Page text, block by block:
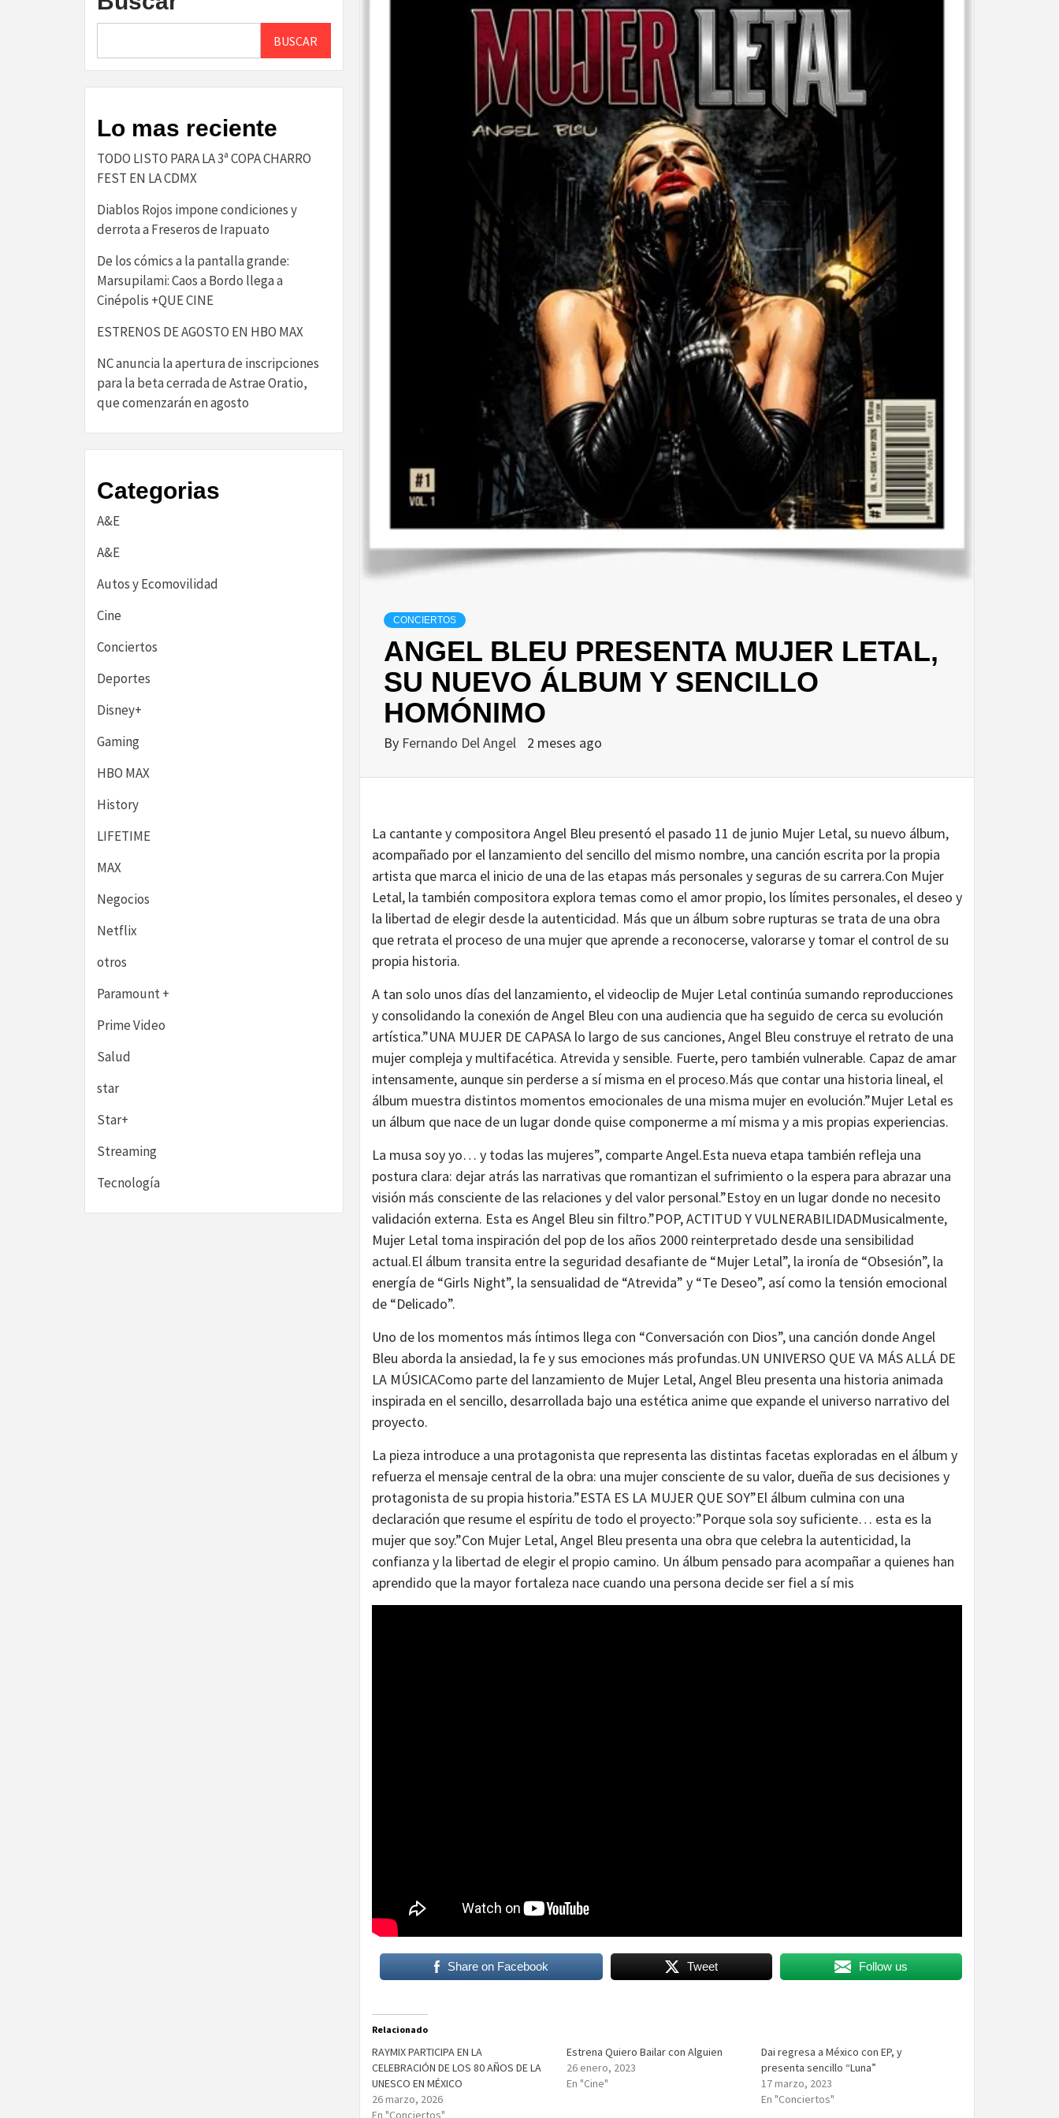
CONCIERTOS
ANGEL BLEU PRESENTA MUJER LETAL,
SU NUEVO ÁLBUM Y SENCILLO
HOMÓNIMO
By Fernando Del Angel 2 meses ago
La cantante y compositora Angel Bleu presentó el pasado 11 de junio Mujer Letal, su nuevo álbum,
acompañado por el lanzamiento del sencillo del mismo nombre, una canción escrita por la propia
artista que marca el inicio de una de las etapas más personales y seguras de su carrera.Con Mujer
Letal, la también compositora explora temas como el amor propio, los límites personales, el deseo y
la libertad de elegir desde la autenticidad. Más que un álbum sobre rupturas se trata de una obra
que retrata el proceso de una mujer que aprende a reconocerse, valorarse y tomar el control de su
propia historia.
A tan solo unos días del lanzamiento, el videoclip de Mujer Letal continúa sumando reproducciones
y consolidando la conexión de Angel Bleu con una audiencia que ha seguido de cerca su evolución
artística.”UNA MUJER DE CAPASA lo largo de sus canciones, Angel Bleu construye el retrato de una
mujer compleja y multifacética. Atrevida y sensible. Fuerte, pero también vulnerable. Capaz de amar
intensamente, aunque sin perderse a sí misma en el proceso.Más que contar una historia lineal, el
álbum muestra distintos momentos emocionales de una misma mujer en evolución.”Mujer Letal es
un álbum que nace de un lugar donde quise componerme a mí misma y a mis propias experiencias.
La musa soy yo… y todas las mujeres”, comparte Angel.Esta nueva etapa también refleja una
postura clara: dejar atrás las narrativas que romantizan el sufrimiento o la espera para abrazar una
visión más consciente de las relaciones y del valor personal.”Estoy en un lugar donde no necesito
validación externa. Esta es Angel Bleu sin filtro.”POP, ACTITUD Y VULNERABILIDADMusicalmente,
Mujer Letal toma inspiración del pop de los años 2000 reinterpretado desde una sensibilidad
actual.El álbum transita entre la seguridad desafiante de “Mujer Letal”, la ironía de “Obsesión”, la
energía de “Girls Night”, la sensualidad de “Atrevida” y “Te Deseo”, así como la tensión emocional
de “Delicado”.
Uno de los momentos más íntimos llega con “Conversación con Dios”, una canción donde Angel
Bleu aborda la ansiedad, la fe y sus emociones más profundas.UN UNIVERSO QUE VA MÁS ALLÁ DE
LA MÚSICAComo parte del lanzamiento de Mujer Letal, Angel Bleu presenta una historia animada
inspirada en el sencillo, desarrollada bajo una estética anime que expande el universo narrativo del
proyecto.
La pieza introduce a una protagonista que representa las distintas facetas exploradas en el álbum y
refuerza el mensaje central de la obra: una mujer consciente de su valor, dueña de sus decisiones y
protagonista de su propia historia.”ESTA ES LA MUJER QUE SOY”El álbum culmina con una
declaración que resume el espíritu de todo el proyecto:”Porque sola soy suficiente… esta es la
mujer que soy.”Con Mujer Letal, Angel Bleu presenta una obra que celebra la autenticidad, la
confianza y la libertad de elegir el propio camino. Un álbum pensado para acompañar a quienes han
aprendido que la mayor fortaleza nace cuando una persona decide ser fiel a sí mis
Share on Facebook Tweet Follow us
Relacionado
RAYMIX PARTICIPA EN LA
CELEBRACIÓN DE LOS 80 AÑOS DE LA
UNESCO EN MÉXICO
26 marzo, 2026
En "Conciertos"
Estrena Quiero Bailar con Alguien
26 enero, 2023
En "Cine"
Dai regresa a México con EP, y
presenta sencillo “Luna”
17 marzo, 2023
En "Conciertos"
BUSCAR
Lo mas reciente
TODO LISTO PARA LA 3ª COPA CHARRO
FEST EN LA CDMX
Diablos Rojos impone condiciones y
derrota a Freseros de Irapuato
De los cómics a la pantalla grande:
Marsupilami: Caos a Bordo llega a
Cinépolis +QUE CINE
ESTRENOS DE AGOSTO EN HBO MAX
NC anuncia la apertura de inscripciones
para la beta cerrada de Astrae Oratio,
que comenzarán en agosto
Categorias
A&E
A&E
Autos y Ecomovilidad
Cine
Conciertos
Deportes
Disney+
Gaming
HBO MAX
History
LIFETIME
MAX
Negocios
Netflix
otros
Paramount +
Prime Video
Salud
star
Star+
Streaming
Tecnología